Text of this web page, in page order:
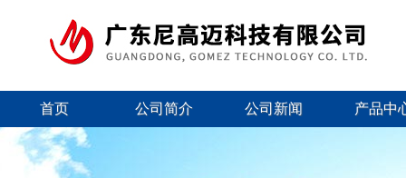
首页 公司简介 公司新闻 产品中